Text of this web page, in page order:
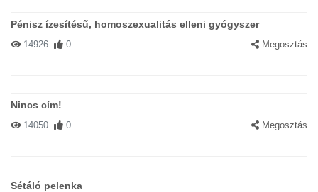
Pénisz ízesítésű, homoszexualitás elleni gyógyszer
14926 0 Megosztás
Nincs cím!
14050 0 Megosztás
Sétáló pelenka